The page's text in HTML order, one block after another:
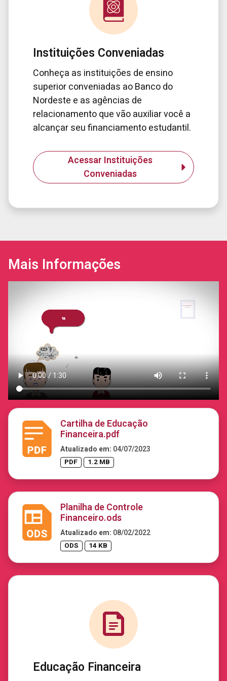
Instituições Conveniadas
Conheça as instituições de ensino
superior conveniadas ao Banco do
Nordeste e as agências de
relacionamento que vão auxiliar você a
alcançar seu financiamento estudantil.
Acessar Instituições
Conveniadas
Mais Informações
Cartilha de Educação
Financeira.pdf
Atualizado em: 04/07/2023
PDF 1.2 MB
Planilha de Controle
Financeiro.ods
Atualizado em: 08/02/2022
ODS 14 KB
Educação Financeira